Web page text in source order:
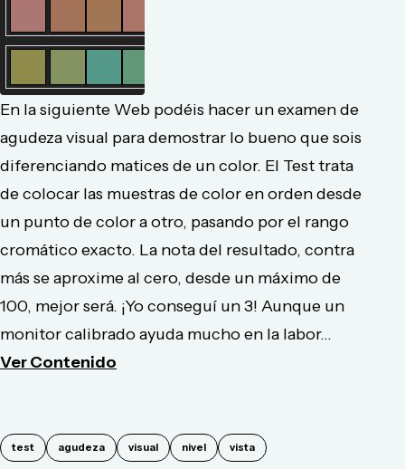
En la siguiente Web podéis hacer un examen de
agudeza visual para demostrar lo bueno que sois
diferenciando matices de un color. El Test trata
de colocar las muestras de color en orden desde
un punto de color a otro, pasando por el rango
cromático exacto. La nota del resultado, contra
más se aproxime al cero, desde un máximo de
100, mejor será. ¡Yo conseguí un 3! Aunque un
monitor calibrado ayuda mucho en la labor...
Ver Contenido
test agudeza visual nivel vista